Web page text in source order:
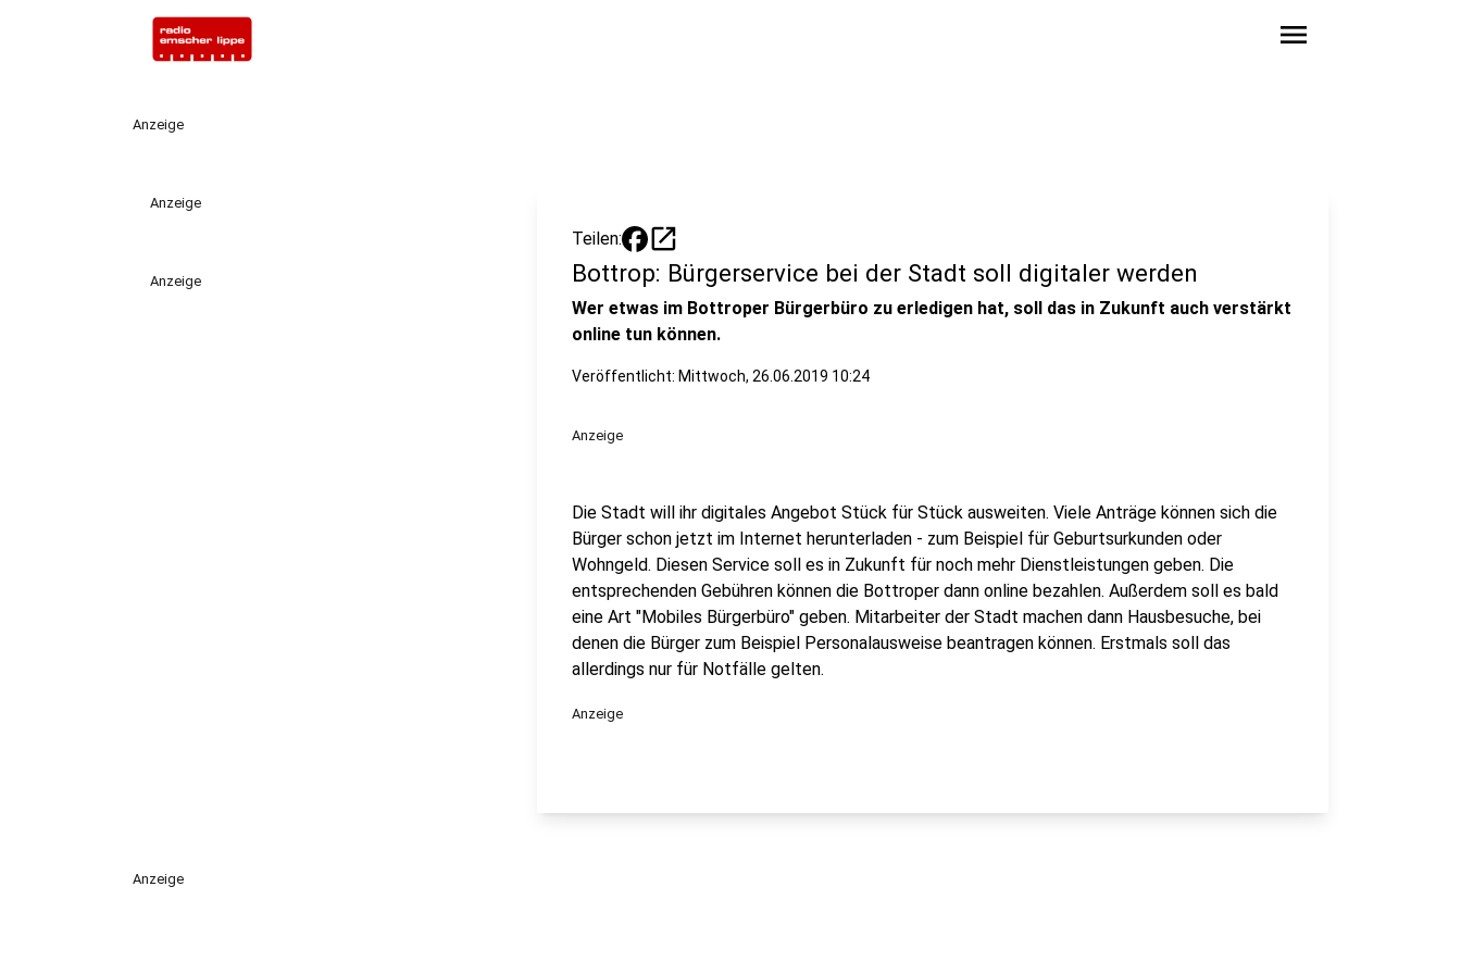
menu
Anzeige
Anzeige
Anzeige
Teilen: open_in_new
Bottrop: Bürgerservice bei der Stadt soll digitaler werden
Wer etwas im Bottroper Bürgerbüro zu erledigen hat, soll das in Zukunft auch verstärkt
online tun können.
Veröffentlicht: Mittwoch, 26.06.2019 10:24
Anzeige
Die Stadt will ihr digitales Angebot Stück für Stück ausweiten. Viele Anträge können sich die
Bürger schon jetzt im Internet herunterladen - zum Beispiel für Geburtsurkunden oder
Wohngeld. Diesen Service soll es in Zukunft für noch mehr Dienstleistungen geben. Die
entsprechenden Gebühren können die Bottroper dann online bezahlen. Außerdem soll es bald
eine Art "Mobiles Bürgerbüro" geben. Mitarbeiter der Stadt machen dann Hausbesuche, bei
denen die Bürger zum Beispiel Personalausweise beantragen können. Erstmals soll das
allerdings nur für Notfälle gelten.
Anzeige
Anzeige